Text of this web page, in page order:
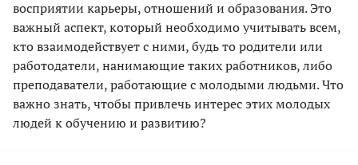
восприятии карьеры, отношений и образования. Это
важный аспект, который необходимо учитывать всем,
кто взаимодействует с ними, будь то родители или
работодатели, нанимающие таких работников, либо
преподаватели, работающие с молодыми людьми. Что
важно знать, чтобы привлечь интерес этих молодых
людей к обучению и развитию?